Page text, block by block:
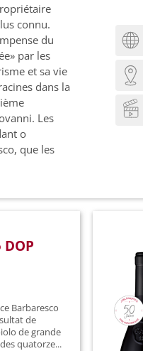
connu.
du
par les
et sa vie
dans la
Les
o
que les
Barbaresco
de
de grande
quatorze...